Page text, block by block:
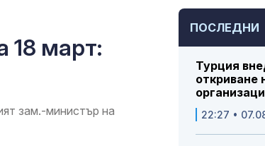
18 март:
зам.-министър на
ПОСЛЕДНИ
Турция
откриване
22:27 •